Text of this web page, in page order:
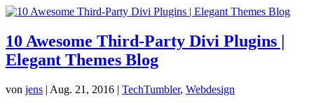
10 Awesome Third-Party Divi Plugins |
Elegant Themes Blog
von jens | Aug. 21, 2016 | TechTumbler, Webdesign